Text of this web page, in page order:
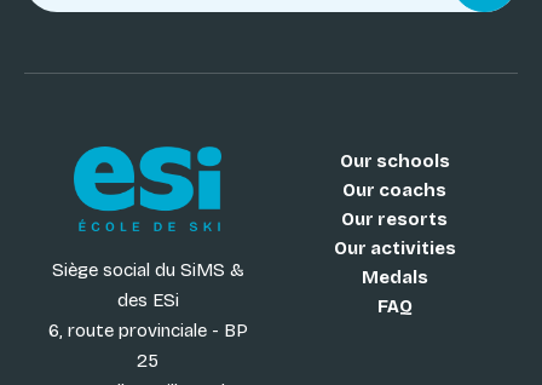
Siège social du SiMS &
des ESi
6, route provinciale - BP
25
Our schools
Our coachs
Our resorts
Our activities
Medals
FAQ